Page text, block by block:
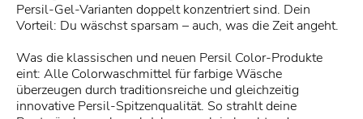
Persil-Gel-Varianten doppelt konzentriert sind. Dein
Vorteil: Du wäschst sparsam – auch, was die Zeit angeht.
Was die klassischen und neuen Persil Color-Produkte
eint: Alle Colorwaschmittel für farbige Wäsche
überzeugen durch traditionsreiche und gleichzeitig
innovative Persil-Spitzenqualität. So strahlt deine